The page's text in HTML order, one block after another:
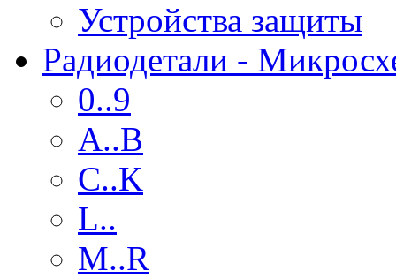
Устройства защиты
Радиодетали -
0..9
A..B
C..K
L..
M..R